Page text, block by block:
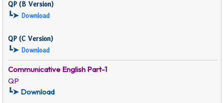
QP (B Version)
┗➤ Download
QP (C Version)
┗➤ Download
Communicative English Part-1
QP
┗➤ Download